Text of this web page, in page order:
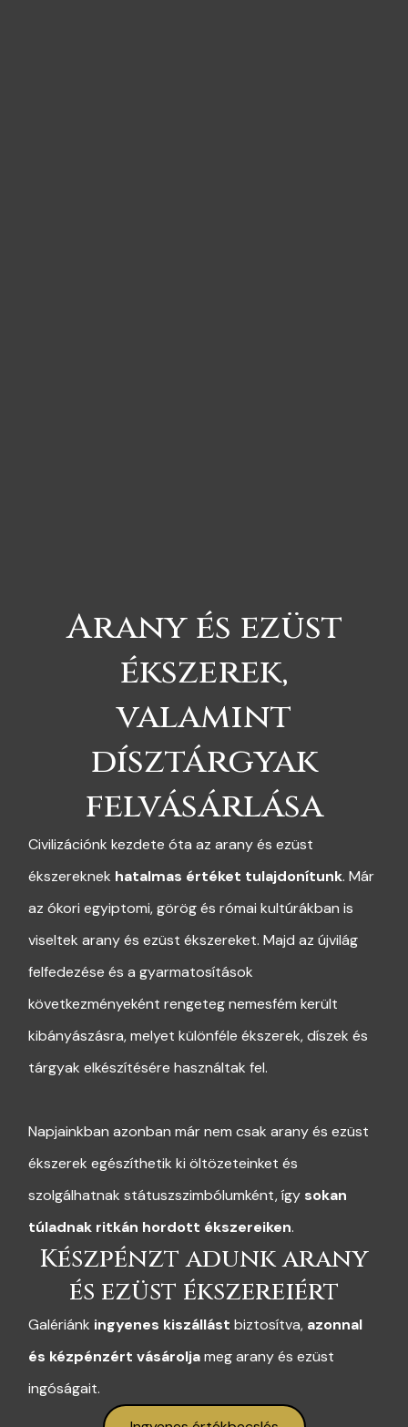
Arany és ezüst
ékszerek,
valamint
dísztárgyak
felvásárlása
Civilizációnk kezdete óta az arany és ezüst
ékszereknek hatalmas értéket tulajdonítunk. Már
az ókori egyiptomi, görög és római kultúrákban is
viseltek arany és ezüst ékszereket. Majd az újvilág
felfedezése és a gyarmatosítások
következményeként rengeteg nemesfém került
kibányászásra, melyet különféle ékszerek, díszek és
tárgyak elkészítésére használtak fel.
Napjainkban azonban már nem csak arany és ezüst
ékszerek egészíthetik ki öltözeteinket és
szolgálhatnak státuszszimbólumként, így sokan
túladnak ritkán hordott ékszereiken.
Készpénzt adunk arany
és ezüst ékszereiért
Galériánk ingyenes kiszállást biztosítva, azonnal
és kézpénzért vásároljameg arany és ezüst
ingóságait.